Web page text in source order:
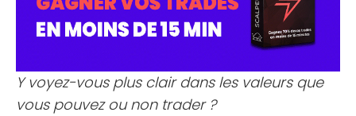
Y voyez-vous plus clair dans les valeurs que
vous pouvez ou non trader ?